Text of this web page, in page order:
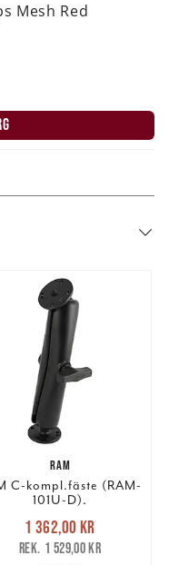
Mesh Red
RAM
C-kompl.fäste (RAM-
101U-D).
Nuvarande pris
362,00 krTidigare pris
1 529,00 kr
1 362,00 kr
1 529,00 kr